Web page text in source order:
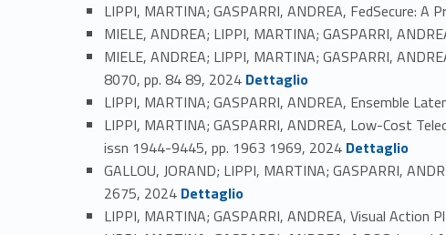
LIPPI, MARTINA; GASPARRI, ANDREA, FedSecure:
MIELE, ANDREA; LIPPI, MARTINA; GASPARRI,
MIELE, ANDREA; LIPPI, MARTINA; GASPARRI,
8070, pp. 84 89, 2024 Link identifier #identifier_person_115379-23
Dettaglio
LIPPI, MARTINA; GASPARRI, ANDREA, Ensemble
LIPPI, MARTINA; GASPARRI, ANDREA, Low-Cost
issn 1944-9445, pp. 1963 1969, 2024 Link identifier #identifier_person_40146-25
Dettaglio
GALLOU, JORAND; LIPPI, MARTINA; GASPARRI,
2675, 2024 Link identifier #identifier_person_196196-26
Dettaglio
LIPPI, MARTINA; GASPARRI, ANDREA, Visual